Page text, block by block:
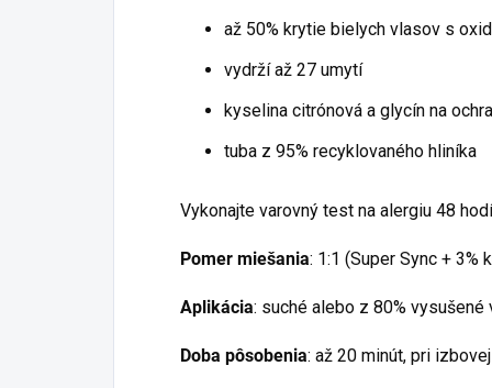
až 50% krytie bielych vlasov s
vydrží až 27 umytí
kyselina citrónová a glycín na
tuba z 95% recyklovaného hliníka
Vykonajte varovný test na alergiu 48
Pomer miešania: 1:1 (Super Sync + 3%
Aplikácia: suché alebo z 80% vysušené
Doba pôsobenia: až 20 minút, pri